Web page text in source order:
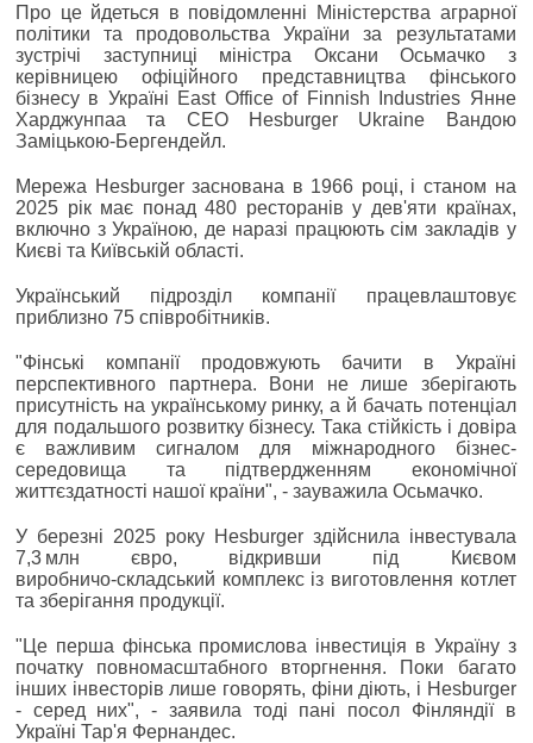
Про це йдеться в повідомленні Міністерства аграрної
політики та продовольства України за результатами
зустрічі заступниці міністра Оксани Осьмачко з
керівницею офіційного представництва фінського
бізнесу в Україні East Office of Finnish Industries Янне
Харджунпаа та CEO Hesburger Ukraine Вандою
Заміцькою-Бергендейл.
Мережа Hesburger заснована в 1966 році, і станом на
2025 рік має понад 480 ресторанів у дев'яти країнах,
включно з Україною, де наразі працюють сім закладів у
Києві та Київській області.
Український підрозділ компанії працевлаштовує
приблизно 75 співробітників.
"Фінські компанії продовжують бачити в Україні
перспективного партнера. Вони не лише зберігають
присутність на українському ринку, а й бачать потенціал
для подальшого розвитку бізнесу. Така стійкість і довіра
є важливим сигналом для міжнародного бізнес-
середовища та підтвердженням економічної
життєздатності нашої країни", - зауважила Осьмачко.
У березні 2025 року Hesburger здійснила інвестувала
7,3 млн євро, відкривши під Києвом
виробничо‑складський комплекс із виготовлення котлет
та зберігання продукції.
"Це перша фінська промислова інвестиція в Україну з
початку повномасштабного вторгнення. Поки багато
інших інвесторів лише говорять, фіни діють, і Hesburger
- серед них", - заявила тоді пані посол Фінляндії в
Україні Тар'я Фернандес.